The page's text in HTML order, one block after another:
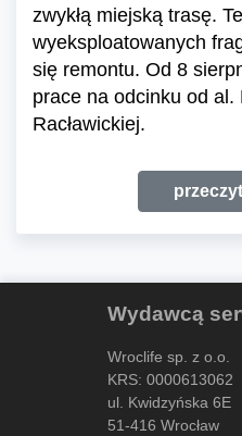
zwykłą miejską trasę.
wyeksploatowanych
się remontu. Od 8
prace na odcinku od al.
Racławickiej.
Wydawcą
Wroclife sp. z o.o.
KRS: 0000613062
ul. Kwidzyńska 6E
51-416 Wrocław